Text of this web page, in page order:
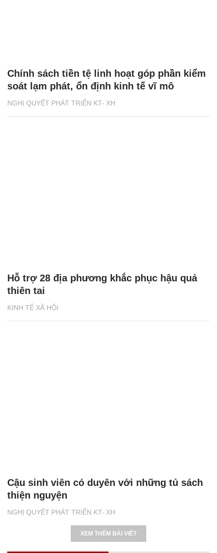
NGHỊ QUYẾT PHÁT TRIỂN KT- XH
Chính sách tiền tệ linh hoạt góp phần kiểm
soát lạm phát, ổn định kinh tế vĩ mô
KINH TẾ XÃ HỘI
Hỗ trợ 28 địa phương khắc phục hậu quả
thiên tai
NGHỊ QUYẾT PHÁT TRIỂN KT- XH
Cậu sinh viên có duyên với những tủ sách
thiện nguyện
XEM THÊM BÀI VIẾT